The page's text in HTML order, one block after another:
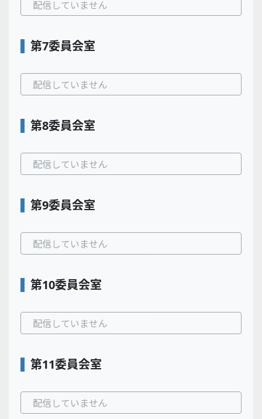
配信していません
第7委員会室
配信していません
第8委員会室
配信していません
第9委員会室
配信していません
第10委員会室
配信していません
第11委員会室
配信していません